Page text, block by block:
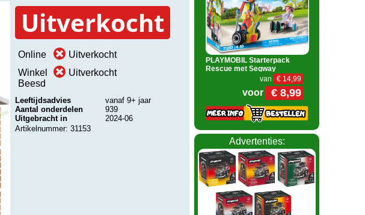
Uitverkocht
Online
Uitverkocht
Winkel
Beesd
Uitverkocht
Leeftijdsadvies
vanaf 9+ jaar
Aantal onderdelen
939
Uitgebracht in
2024-06
Artikelnummer: 31153
PLAYMOBIL Starterpack
Rescue met Segway
€ 14,99
van
€ 8,99
voor
Advertenties: